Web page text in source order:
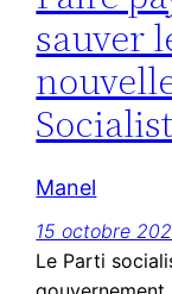
sauver
Manel
15 octobre
Le Parti